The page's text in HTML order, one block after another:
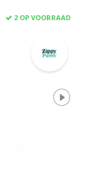
2 OP VOORRAAD